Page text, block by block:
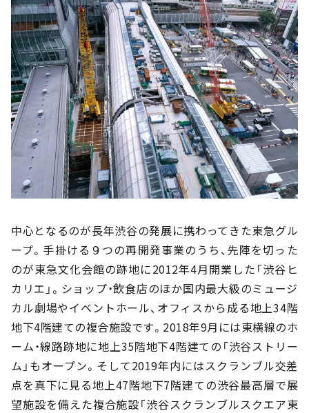
中心となるのが長年渋谷の発展に携わってきた東急グル
ープ。手掛ける９つの再開発事業のうち、先陣を切った
のが東急文化会館の跡地に2012年4月開業した「渋谷ヒ
カリエ」。ショップ・飲食店のほか国内最大級のミュージ
カル劇場やイベントホール、オフィスから成る地上34階
地下4階建ての複合施設です。2018年9月には東横線のホ
ーム・線路跡地に地上35階地下4階建ての「渋谷ストリー
ム」もオープン。そして2019年内にはスクランブル交差
点を真下に見る地上47階地下7階建ての渋谷最高層で展
望施設を備えた複合施設「渋谷スクランブルスクエア東